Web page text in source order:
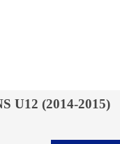
U12 (2014-2015)